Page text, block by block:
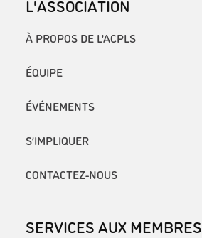
L'ASSOCIATION
À PROPOS DE L’ACPLS
ÉQUIPE
ÉVÉNEMENTS
S’IMPLIQUER
CONTACTEZ-NOUS
SERVICES AUX MEMBRES